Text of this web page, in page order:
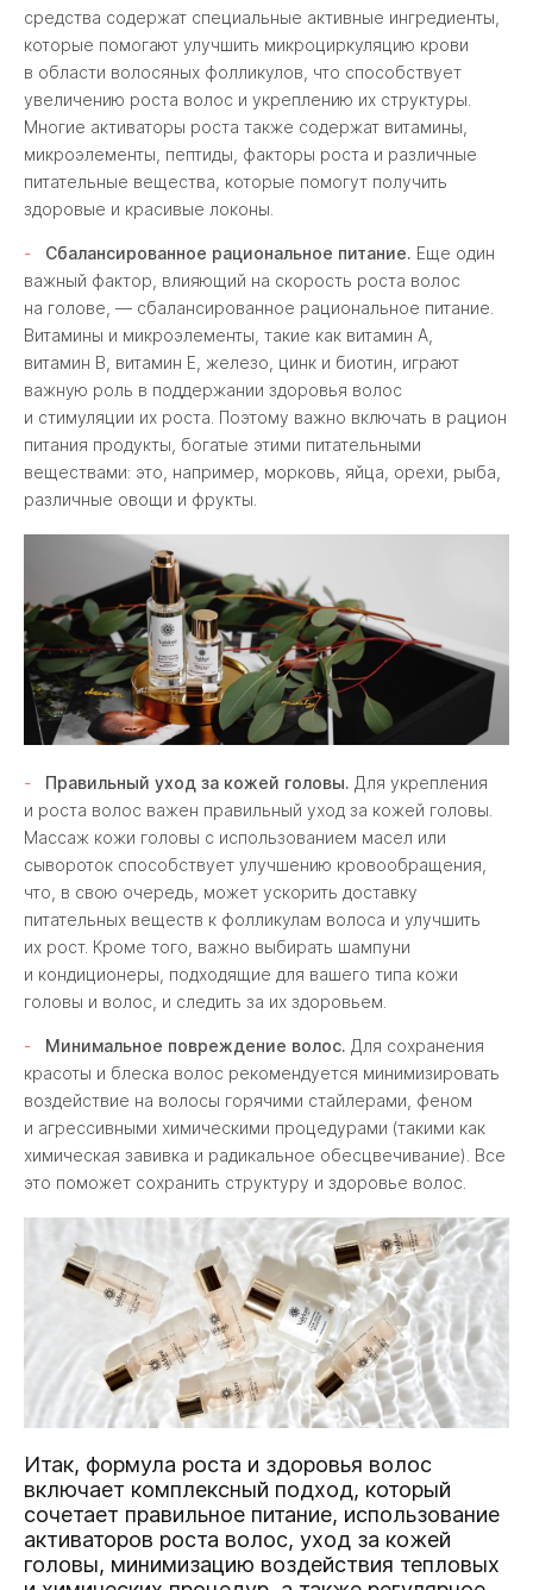
средства содержат специальные активные ингредиенты,
которые помогают улучшить микроциркуляцию крови
в области волосяных фолликулов, что способствует
увеличению роста волос и укреплению их структуры.
Многие активаторы роста также содержат витамины,
микроэлементы, пептиды, факторы роста и различные
питательные вещества, которые помогут получить
здоровые и красивые локоны.
Сбалансированное рациональное питание. Еще один
важный фактор, влияющий на скорость роста волос
на голове, — сбалансированное рациональное питание.
Витамины и микроэлементы, такие как витамин А,
витамин В, витамин Е, железо, цинк и биотин, играют
важную роль в поддержании здоровья волос
и стимуляции их роста. Поэтому важно включать в рацион
питания продукты, богатые этими питательными
веществами: это, например, морковь, яйца, орехи, рыба,
различные овощи и фрукты.
Правильный уход за кожей головы. Для укрепления
и роста волос важен правильный уход за кожей головы.
Массаж кожи головы с использованием масел или
сывороток способствует улучшению кровообращения,
что, в свою очередь, может ускорить доставку
питательных веществ к фолликулам волоса и улучшить
их рост. Кроме того, важно выбирать шампуни
и кондиционеры, подходящие для вашего типа кожи
головы и волос, и следить за их здоровьем.
Минимальное повреждение волос. Для сохранения
красоты и блеска волос рекомендуется минимизировать
воздействие на волосы горячими стайлерами, феном
и агрессивными химическими процедурами (такими как
химическая завивка и радикальное обесцвечивание). Все
это поможет сохранить структуру и здоровье волос.
Итак, формула роста и здоровья волос
включает комплексный подход, который
сочетает правильное питание, использование
активаторов роста волос, уход за кожей
головы, минимизацию воздействия тепловых